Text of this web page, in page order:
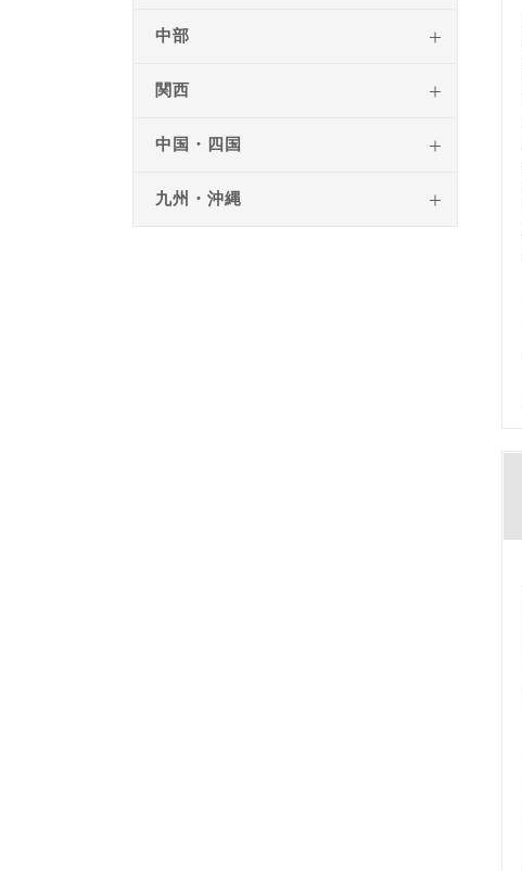
中部
関西
中国・四国
九州・沖縄